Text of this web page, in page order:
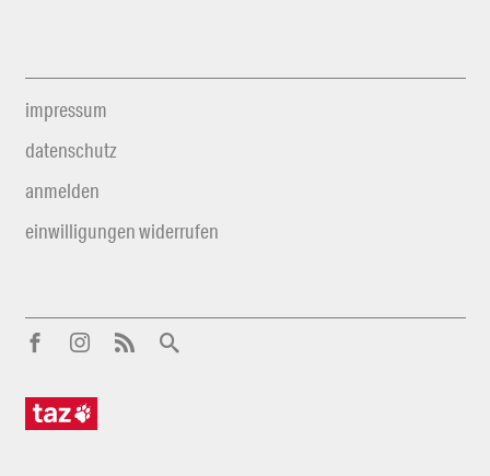
impressum
datenschutz
anmelden
einwilligungen widerrufen